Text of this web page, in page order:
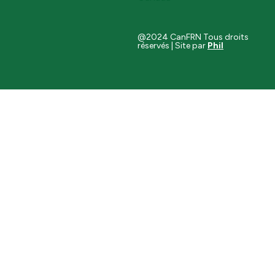
@2024 CanFRN Tous droits
réservés | Site par Phil